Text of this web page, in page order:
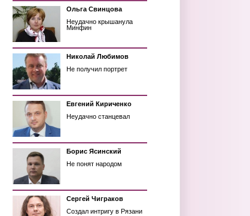
Ольга Свинцова
Неудачно крышанула
Минфин
Николай Любимов
Не получил портрет
Евгений Кириченко
Неудачно станцевал
Борис Ясинский
Не понят народом
Сергей Чиграков
Создал интригу в Рязани